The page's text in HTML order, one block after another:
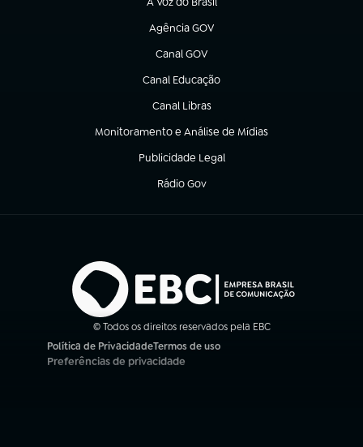
(abre em nova aba)
Agência GOV
(abre em nova aba)
Canal GOV
(abre em nova aba)
Canal Educação
(abre em nova aba)
Canal Libras
(abre em nova aba)
Monitoramento e Análise de Mídias
(abre em nova aba)
Publicidade Legal
(abre em nova aba)
Rádio Gov
(abre em nova aba)
© Todos os direitos reservados pela EBC
Política de Privacidade
(abre em nova aba)
Termos de uso
(abre em nova aba)
Preferências de privacidade